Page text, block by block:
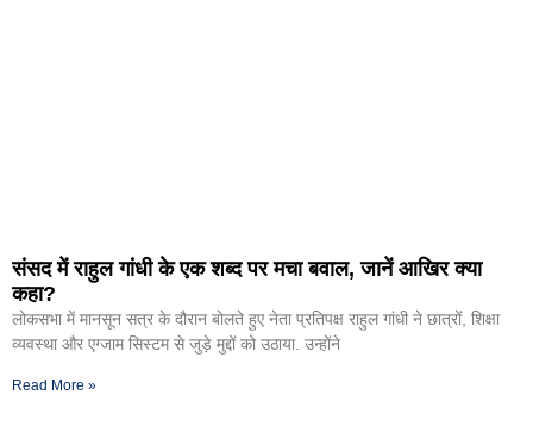
संसद में राहुल गांधी के एक शब्द पर मचा बवाल, जानें आखिर क्या
कहा?
लोकसभा में मानसून सत्र के दौरान बोलते हुए नेता प्रतिपक्ष राहुल गांधी ने छात्रों, शिक्षा
व्यवस्था और एग्जाम सिस्टम से जुड़े मुद्दों को उठाया. उन्होंने
Read More »